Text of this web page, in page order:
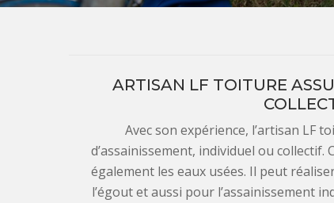
ARTISAN LF TOITURE
Avec son expérience, l’artisan LF
d’assainissement, individuel ou
également les eaux usées. Il peut
l’égout et aussi pour l’assainissement